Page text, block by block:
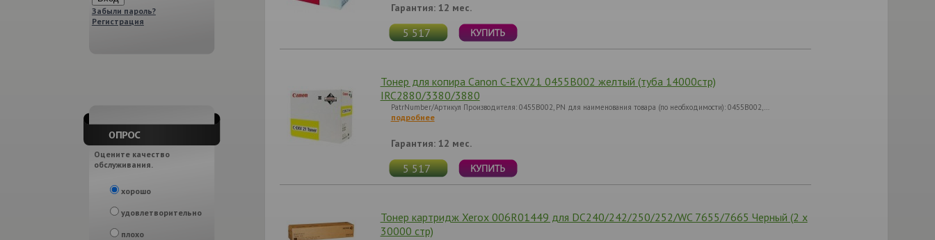
Забыли пароль?
Регистрация
Оцените качество
обслуживания.
хорошо
удовлетворительно
плохо
Гарантия: 12 мес.
5 517
Тонер для копира Canon C-EXV21 0455B002 желтый (туба 14000стр)
IRC2880/3380/3880
PatrNumber/Артикул Производителя: 0455B002, PN для наименования товара (по необходимости): 0455B002,…
подробнее
Гарантия: 12 мес.
5 517
Тонер картридж Xerox 006R01449 для DC240/242/250/252/WC 7655/7665 Черный (2 х
30000 стр)